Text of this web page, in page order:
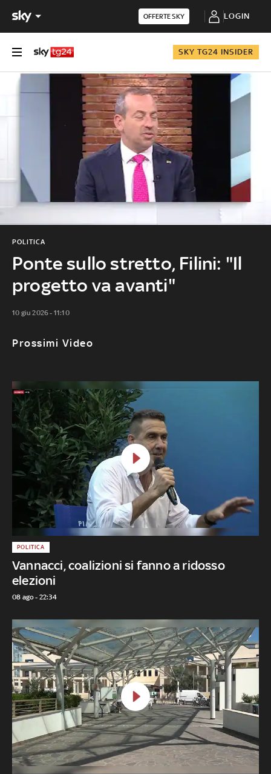
OFFERTE SKY LOGIN
SKY TG24 INSIDER
Ponte sullo stretto, Filini: "Il
progetto va avanti"
POLITICA
10 giu 2026 - 11:10
Prossimi Video
Vannacci, coalizioni si fanno a ridosso
elezioni
POLITICA
08 ago - 22:34